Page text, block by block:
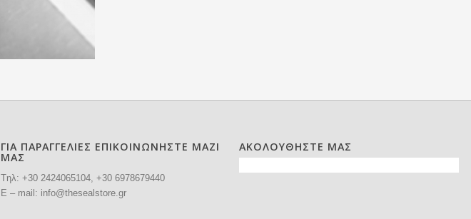
ΓΙΑ ΠΑΡΑΓΓΕΛΙΕΣ ΕΠΙΚΟΙΝΩΝΗΣΤΕ ΜΑΖΙ
ΜΑΣ
Tηλ: +302424065104, +30 6978679440
E – mail: info@thesealstore.gr
ΑΚΟΛΟΥΘΗΣΤΕ ΜΑΣ